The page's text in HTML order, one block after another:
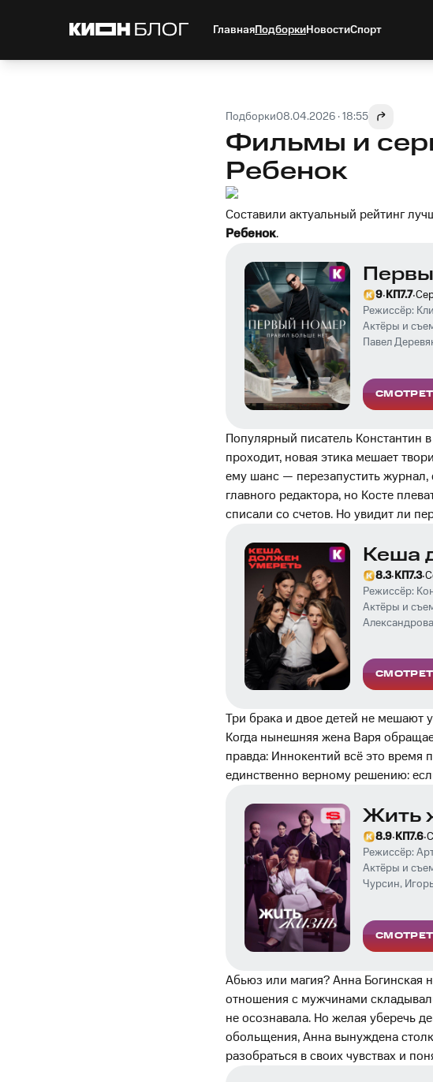
ПодборкиНовости
Главная Спорт
Подборки08.04.2026 · 18:55
Фильмы и
Ребенок
Составили актуальный рейтинг
Ребенок.
9·КП7.7·
Режиссёр:
Актёры и
Павел
Сутулова,
Популярный писатель Константин
проходит, новая этика мешает
ему шанс — перезапустить журнал,
главного редактора, но Косте
списали со счетов. Но увидит ли
Кеша
8.3·КП7.3·
Режиссёр:
Актёры и
Александрова
Три брака и двое детей не мешают
Когда нынешняя жена Варя
правда: Иннокентий всё это
единственно верному решению:
Жить
8.9·КП7.6·
Режиссёр:
Актёры и
Чурсин,
Абьюз или магия? Анна Богинская
отношения с мужчинами
не осознавала. Но желая уберечь
обольщения, Анна вынуждена
разобраться в своих чувствах и